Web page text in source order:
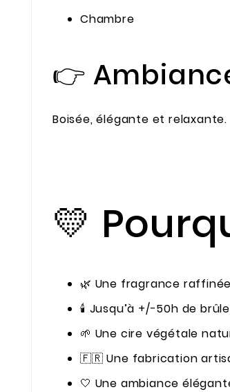
Chambre
👉
Boisée, élégante et relaxante.
💛
🌿 Une fragrance
🕯️ Jusqu’à +/-50h de brûle
🌱 Une cire végétale
🇫🇷 Une fabrication
🤍 Une ambiance